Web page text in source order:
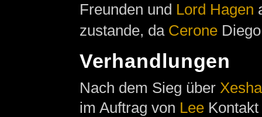
Freunden und Lord Hagen
zustande, da CeroneDiego
Verhandlungen
Nach dem Sieg über Xesha
im Auftrag von Lee